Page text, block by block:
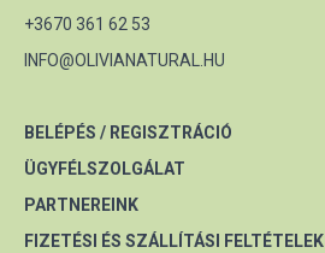
+3670 361 62 53
INFO@OLIVIANATURAL.HU
BELÉPÉS / REGISZTRÁCIÓ
ÜGYFÉLSZOLGÁLAT
PARTNEREINK
FIZETÉSI ÉS SZÁLLÍTÁSI FELTÉTELEK